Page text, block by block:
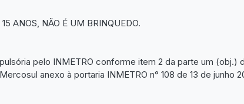
ANOS, NÃO É UM BRINQUEDO.
pelo INMETRO conforme item 2 da parte um (obj.)
anexo à portaria INMETRO n° 108 de 13 de junho